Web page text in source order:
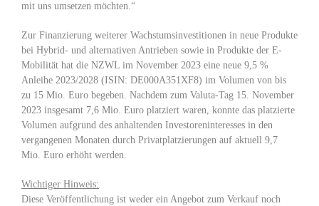
mit uns umsetzen möchten.“
Zur Finanzierung weiterer Wachstumsinvestitionen in neue Produkte
bei Hybrid- und alternativen Antrieben sowie in Produkte der E-
Mobilität hat die NZWL im November 2023 eine neue 9,5 %
Anleihe 2023/2028 (ISIN: DE000A351XF8) im Volumen von bis
zu 15 Mio. Euro begeben. Nachdem zum Valuta-Tag 15. November
2023 insgesamt 7,6 Mio. Euro platziert waren, konnte das platzierte
Volumen aufgrund des anhaltenden Investoreninteresses in den
vergangenen Monaten durch Privatplatzierungen auf aktuell 9,7
Mio. Euro erhöht werden.
Wichtiger Hinweis:
Diese Veröffentlichung ist weder ein Angebot zum Verkauf noch